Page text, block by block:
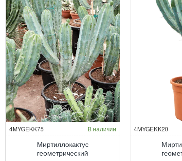
4MYGEKK75 В наличии
Миртиллокактус
геометрический
4MYGEKK20